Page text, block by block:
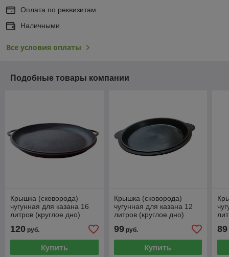
Оплата по реквизитам
Наличными
Все условия оплаты
Подобные товары компании
Крышка (сковорода)
чугунная для казана 16
литров (круглое дно)
120 руб.
Купить
Крышка (сковорода)
чугунная для казана 12
литров (круглое дно)
99руб.
Купить
89